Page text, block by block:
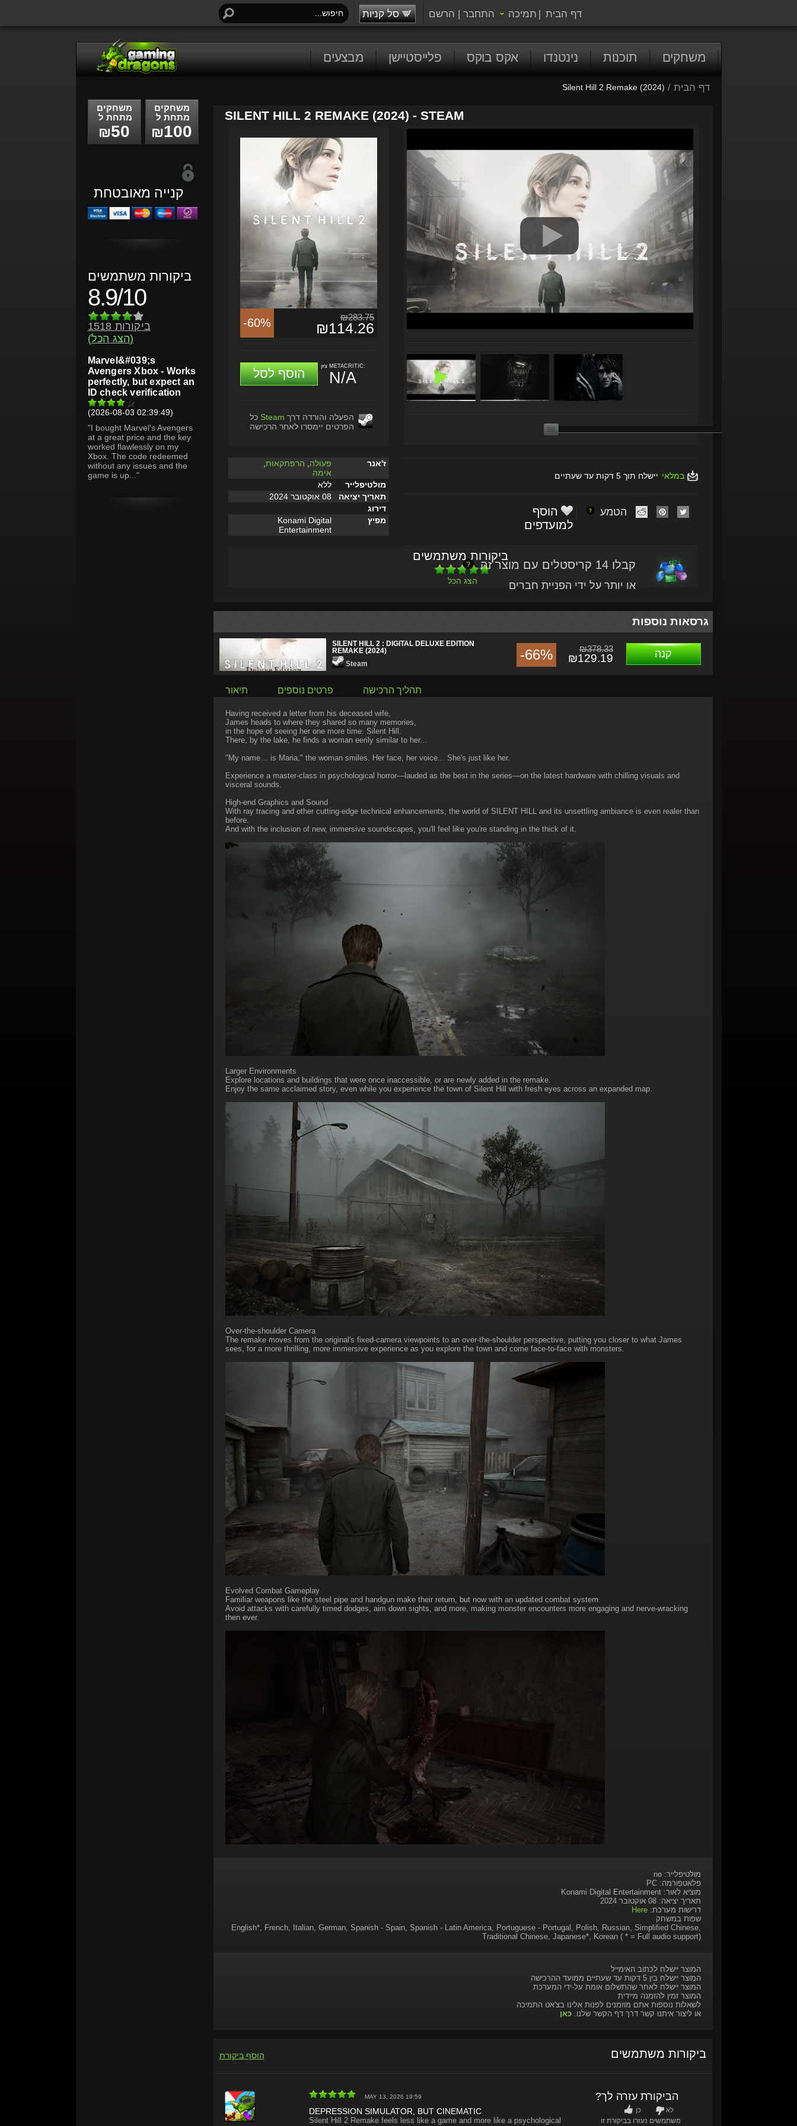
דף הבית | תמיכה התחבר | הרשם סל קניות
מבצעים פלייסטיישן אקס בוקס נינטנדו תוכנות משחקים
דף הבית /
Silent Hill 2 Remake (2024)
משחקים
מתחת ל
₪50
משחקים
מתחת ל
₪100
קנייה מאובטחת
ביקורות משתמשים
8.9/10
1518 ביקורות
(הצג הכל)
Marvel&#039;s
Avengers Xbox - Works
perfectly, but expect an
ID check verification
(2026-08-03 02:39:49)
"I bought Marvel's Avengers
at a great price and the key
worked flawlessly on my
Xbox. The code redeemed
without any issues and the
game is up..."
SILENT HILL 2 REMAKE (2024) - STEAM
-60% ₪283.75
₪114.26
הוסף לסל
ציון METACRITIC:
N/A
הפעלה והורדה דרך Steam כל
הפרטים יימסרו לאחר הרכישה
ז'אנר פעולה הרפתקאות,
אימה
מולטיפלייר
ללא
תאריך יציאה
08 אוקטובר 2024
דירוג
מפיץ
Konami Digital
Entertainment
ביקורות משתמשים
הצג הכל
במלאי יישלח תוך 5 דקות עד שעתיים
הטמע
הוסף
למועדפים
קבלו 14 קריסטלים עם מוצר זה
או יותר על ידי הפניית חברים
גרסאות נוספות
SILENT HILL 2 : DIGITAL DELUXE EDITION
REMAKE (2024)
Steam
קנה -66% ₪378.33
₪129.19
תיאור פרטים נוספים תהליך הרכישה
Having received a letter from his deceased wife,
James heads to where they shared so many memories,
in the hope of seeing her one more time: Silent Hill.
There, by the lake, he finds a woman eerily similar to her...
"My name… is Maria," the woman smiles. Her face, her voice... She's just like her.
Experience a master-class in psychological horror―lauded as the best in the series―on the latest hardware with chilling visuals and
visceral sounds.
High-end Graphics and Sound
With ray tracing and other cutting-edge technical enhancements, the world of SILENT HILL and its unsettling ambiance is even realer than
before.
And with the inclusion of new, immersive soundscapes, you'll feel like you're standing in the thick of it.
Larger Environments
Explore locations and buildings that were once inaccessible, or are newly added in the remake.
Enjoy the same acclaimed story, even while you experience the town of Silent Hill with fresh eyes across an expanded map.
Over-the-shoulder Camera
The remake moves from the original's fixed-camera viewpoints to an over-the-shoulder perspective, putting you closer to what James
sees, for a more thrilling, more immersive experience as you explore the town and come face-to-face with monsters.
Evolved Combat Gameplay
Familiar weapons like the steel pipe and handgun make their return, but now with an updated combat system.
Avoid attacks with carefully timed dodges, aim down sights, and more, making monster encounters more engaging and nerve-wracking
then ever.
מולטיפלייר: no
פלאטפורמה: PC
מוציא לאור: Konami Digital Entertainment
תאריך יציאה: 08 אוקטובר 2024
דרישות מערכת:Here
שפות במשחק
English*, French, Italian, German, Spanish - Spain, Spanish - Latin America, Portuguese - Portugal, Polish, Russian, Simplified Chinese,
Traditional Chinese, Japanese*, Korean ( * = Full audio support)
המוצר יישלח לכתוב האימייל
המוצר יישלח בין 5 דקות עד שעתיים ממועד ההרכישה
המוצר יישלח לאחר שהתשלום אומת על-ידי המערכת
המוצר זמין להזמנה מיידית
לשאלות נוספות אתם מוזמנים לפנות אלינו בצ'אט התמיכה
או ליצור איתנו קשר דרך דף הקשר שלנו.כאן
ביקורות משתמשים הוסף ביקורת
MAY 13, 2026 19:59
DEPRESSION SIMULATOR, BUT CINEMATIC
Silent Hill 2 Remake feels less like a game and more like a psychological
האם הביקורת עזרה לך?
כן לא
משתמשים נעזרו בביקורת זו